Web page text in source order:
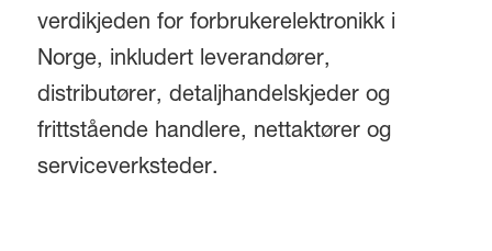
verdikjeden for forbrukerelektronikk i
Norge, inkludert leverandører,
distributører, detaljhandelskjeder og
frittstående handlere, nettaktører og
serviceverksteder.